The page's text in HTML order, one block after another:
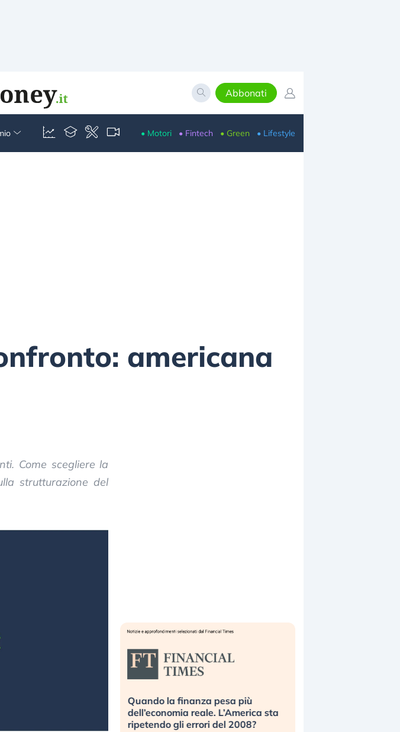
Abbonati
• Motori • Fintech • Green • Lifestyle
americana
Come scegliere la
strutturazione del
Quando la finanza pesa più
dell’economia reale. L’America sta
ripetendo gli errori del 2008?